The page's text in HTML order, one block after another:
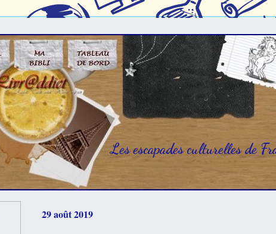
Les escapades culturelles de
29 août 2019